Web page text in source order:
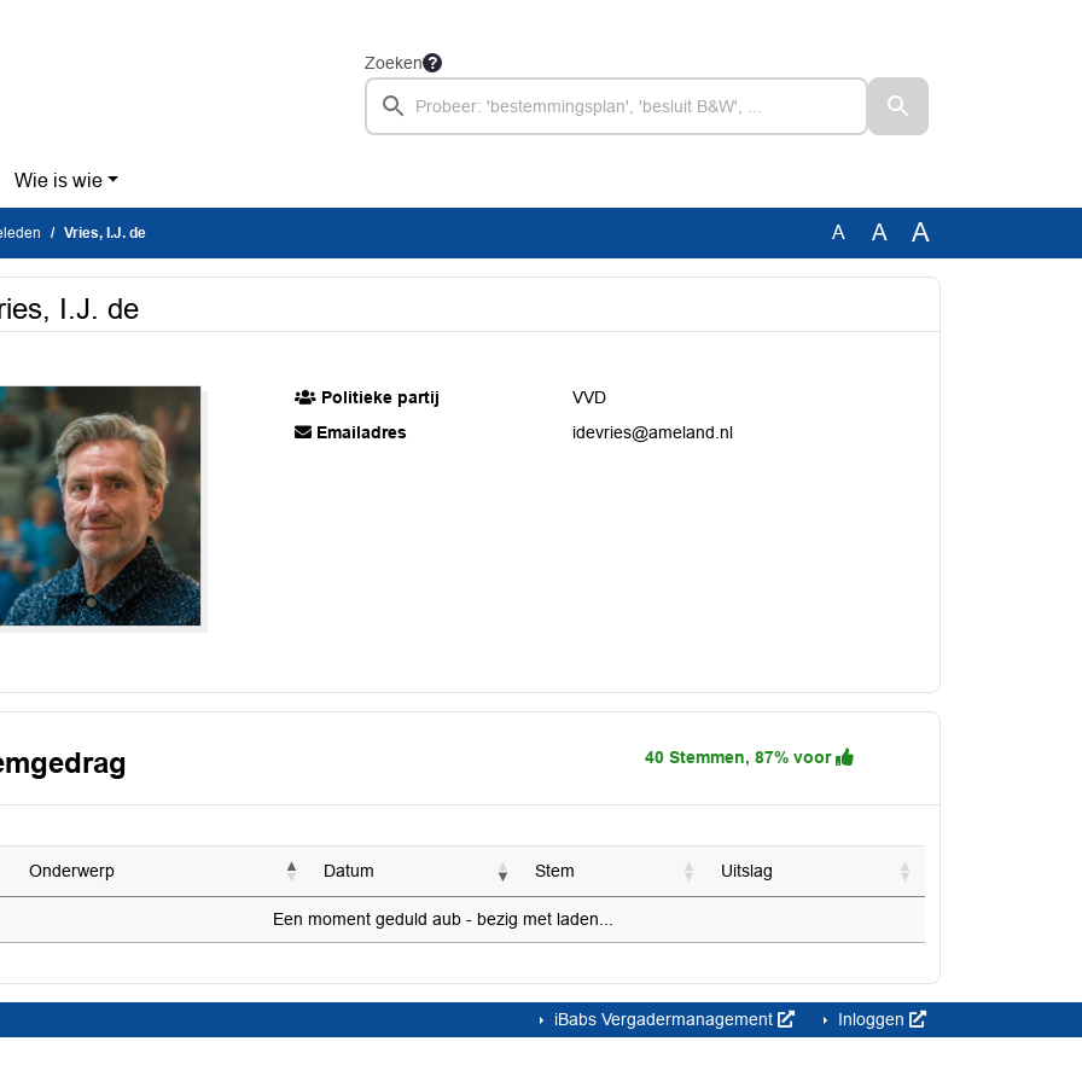
Zoeken
Wie is wie
Vries, I.J. de A A A
I.J. de
Politieke partij
VVD
Emailadres
idevries@ameland.nl
40 Stemmen, 87% voor
Onderwerp Datum Stem Uitslag
Een moment geduld aub - bezig met laden...
iBabs Vergadermanagement Inloggen